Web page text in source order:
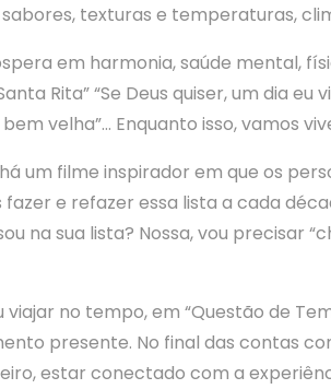
texturas e temperaturas,
em harmonia, saúde mental,
Rita” “Se Deus quiser, um dia
velha”… Enquanto isso, vamos
um filme inspirador em que os
e refazer essa lista a cada
na sua lista? Nossa, vou
no tempo, em “Questão de
presente. No final das contas
estar conectado com a